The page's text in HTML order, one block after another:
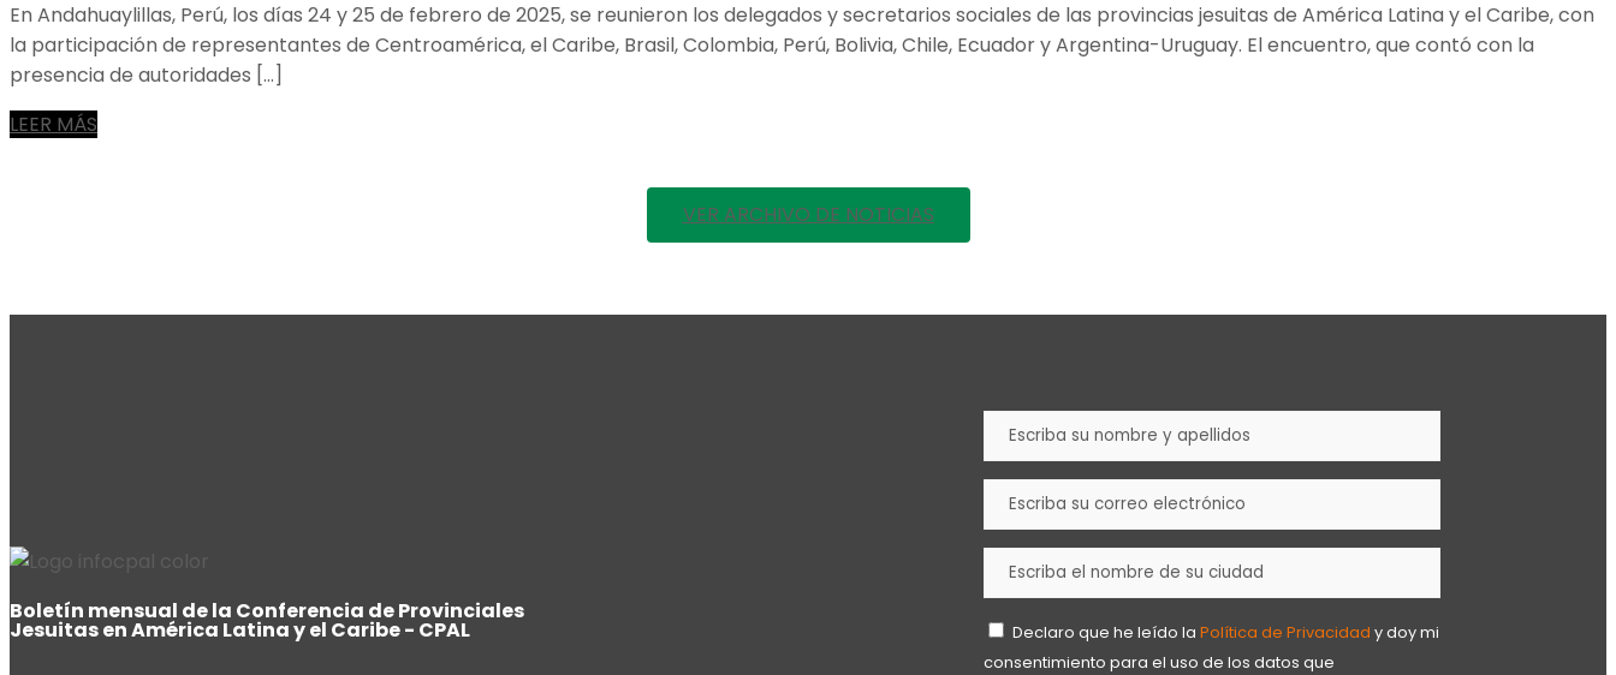
En Andahuaylillas, Perú, los días 24 y 25 de febrero de 2025, se reunieron los delegados y secretarios sociales de las provincias jesuitas de América Latina y el Caribe, con
la participación de representantes de Centroamérica, el Caribe, Brasil, Colombia, Perú, Bolivia, Chile, Ecuador y Argentina-Uruguay. El encuentro, que contó con la
presencia de autoridades […]
LEER MÁS
VER ARCHIVO DE NOTICIAS
Boletín mensual de la Conferencia de Provinciales
Jesuitas en América Latina y el Caribe - CPAL Declaro que he leído la Política de Privacidad y doy mi
consentimiento para el uso de los datos que